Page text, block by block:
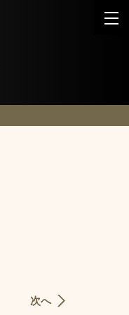
次へ